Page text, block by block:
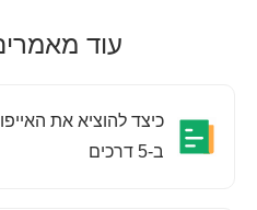
עוד
כיצד להוציא את
ב-5 דרכים